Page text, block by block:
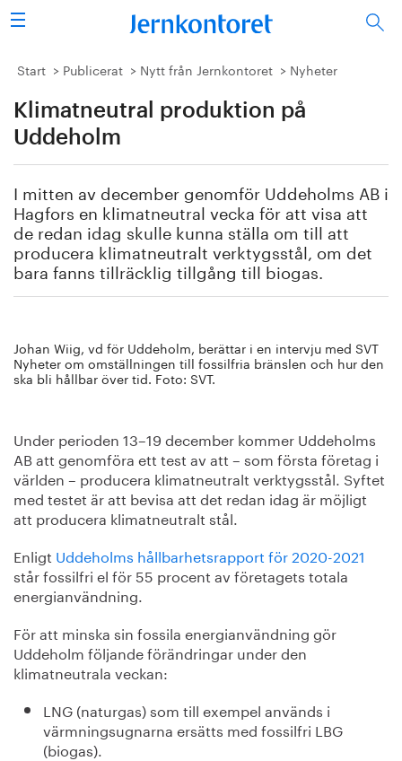
Sök
Stålindustrin
Vision 2050
Energi/miljö
Vi tycker
Publicerat
Om oss
Start Publicerat Nytt från Jernkontoret Nyheter
Klimatneutral produktion på
Uddeholm
I mitten av december genomför Uddeholms AB i
Hagfors en klimatneutral vecka för att visa att
de redan idag skulle kunna ställa om till att
producera klimatneutralt verktygsstål, om det
bara fanns tillräcklig tillgång till biogas.
Johan Wiig, vd för Uddeholm, berättar i en intervju med SVT
Nyheter om omställningen till fossilfria bränslen och hur den
ska bli hållbar över tid. Foto: SVT.
Under perioden 13–19 december kommer Uddeholms
AB att genomföra ett test av att – som första företag i
världen – producera klimatneutralt verktygsstål. Syftet
med testet är att bevisa att det redan idag är möjligt
att producera klimatneutralt stål.
Enligt Uddeholms hållbarhetsrapport för 2020-2021
står fossilfri el för 55 procent av företagets totala
energianvändning.
För att minska sin fossila energianvändning gör
Uddeholm följande förändringar under den
klimatneutrala veckan:
LNG (naturgas) som till exempel används i
värmningsugnarna ersätts med fossilfri LBG
(biogas).